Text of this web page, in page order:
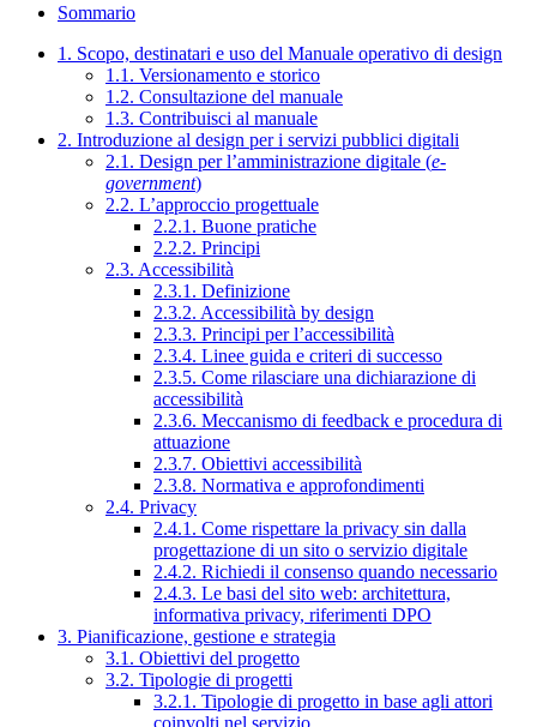
Sommario
1. Scopo, destinatari e uso del Manuale operativo di design
1.1. Versionamento e storico
1.2. Consultazione del manuale
1.3. Contribuisci al manuale
2. Introduzione al design per i servizi pubblici digitali
2.1. Design per l’amministrazione digitale (e-
government)
2.2. L’approccio progettuale
2.2.1. Buone pratiche
2.2.2. Principi
2.3. Accessibilità
2.3.1. Definizione
2.3.2. Accessibilità by design
2.3.3. Principi per l’accessibilità
2.3.4. Linee guida e criteri di successo
2.3.5. Come rilasciare una dichiarazione di
accessibilità
2.3.6. Meccanismo di feedback e procedura di
attuazione
2.3.7. Obiettivi accessibilità
2.3.8. Normativa e approfondimenti
2.4. Privacy
2.4.1. Come rispettare la privacy sin dalla
progettazione di un sito o servizio digitale
2.4.2. Richiedi il consenso quando necessario
2.4.3. Le basi del sito web: architettura,
informativa privacy, riferimenti DPO
3. Pianificazione, gestione e strategia
3.1. Obiettivi del progetto
3.2. Tipologie di progetti
3.2.1. Tipologie di progetto in base agli attori
coinvolti nel servizio